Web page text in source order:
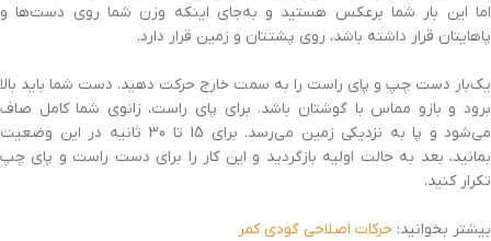
‌اما این بار شما برعکس هستید و به‌جای اینکه وزن شما روی دست‌ها و
پاهایتان قرار داشته باشد، روی پشتتان و زمین قرار دارد.
یک‌بار دست چپ و پای راست را به سمت خارج حرکت دهید. دست شما باید بالا
برود و بازو مماس با گوشتان باشد. برای پای راست، زانوی شما کامل صاف
می‌شود و پا به نزدیکی زمین می‌رسد. برای 15 تا 30 ثانیه در این وضعیت
بمانید، بعد به حالت اولیه بازگردید و این کار را برای دست راست و پای چپ
تکرار کنید.
بیشتر بخوانید: حرکات اصلاحی گودی کمر